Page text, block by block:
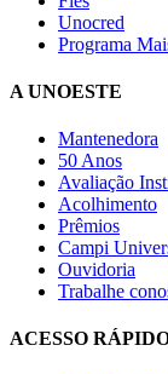
Unocred
Programa
A UNOESTE
Mantenedora
50 Anos
Avaliação
Acolhimento
Prêmios
Campi
Ouvidoria
Trabalhe
ACESSO